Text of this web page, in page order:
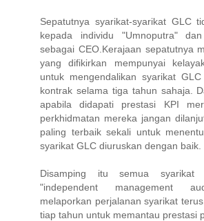
Sepatutnya syarikat-syarikat GLC
kepada individu "Umnoputra"
sebagai CEO.Kerajaan sepatutnya
yang difikirkan mempunyai
untuk mengendalikan syarikat
kontrak selama tiga tahun sahaja.
apabila didapati prestasi KPI
perkhidmatan mereka jangan
paling terbaik sekali untuk
syarikat GLC diuruskan dengan baik.
Disamping itu semua
"independent management
melaporkan perjalanan syarikat
tiap tahun untuk memantau prestasi